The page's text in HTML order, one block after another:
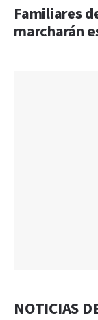
Familiares
marcharán
NOTICIAS